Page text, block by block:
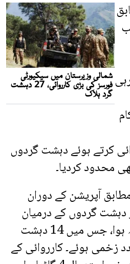
کرتے ہوئے دہشت گردوں
محدود کردیا۔
آپریشن کے دوران
گردوں کے درمیان
شدید فائرنگ کا تبادلہ ہوا، جس میں 14 دہشت
زخمی ہوئے۔ کارروائی کے